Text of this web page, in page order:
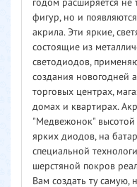
годом расширяется не
фигур, но и
акрила. Эти яркие,
состоящие из
светодиодов,
создания новогодней
торговых центрах,
домах и квартирах.
"Медвежонок" высотой
ярких диодов, на
специальной
шерстяной покров
Вам создать ту